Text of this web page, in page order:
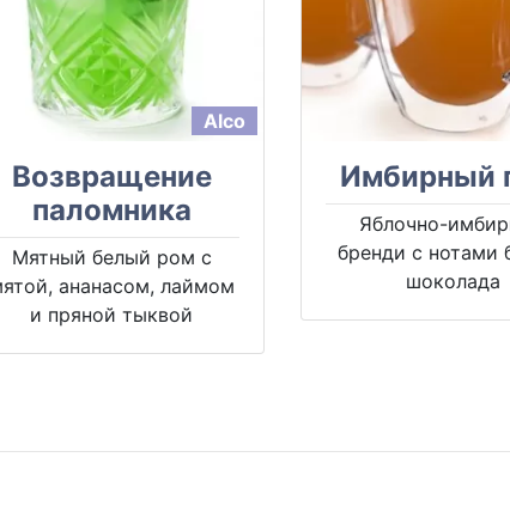
Alco
Возвращение
паломника
Мятный белый ром с
ананасом, лаймом
и пряной тыквой
Имбирный
Яблочно-
бренди с нотами
шоколада